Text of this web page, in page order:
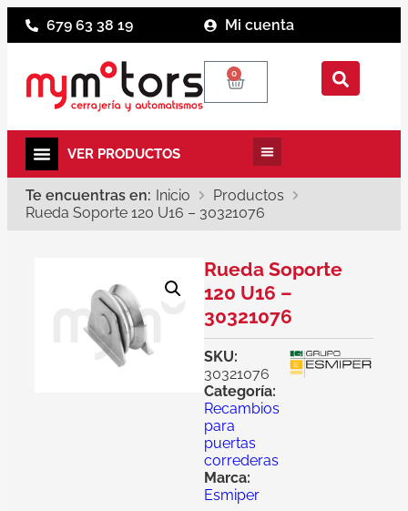
679 63 38 19 Mi cuenta
0
Te encuentras en: Inicio
Productos
Rueda Soporte 120 U16 – 30321076
Rueda Soporte
120 U16 –
30321076
SKU:
30321076
Categoría:
Recambios
para
puertas
correderas
Marca:
Esmiper